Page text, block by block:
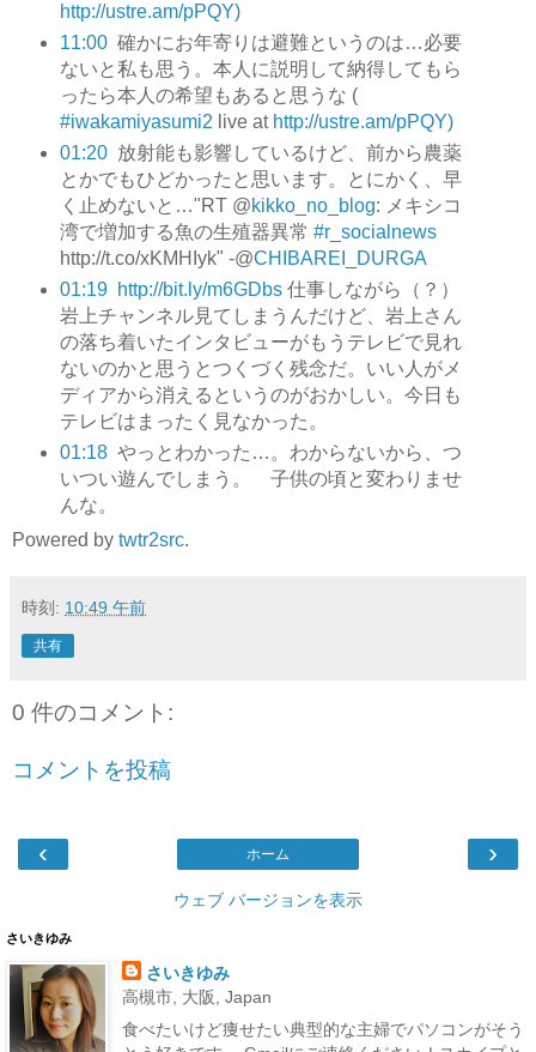
http://ustre.am/pPQY)
11:00 確かにお年寄りは避難というのは…必要
ないと私も思う。本人に説明して納得してもら
ったら本人の希望もあると思うな (
#iwakamiyasumi2 live at http://ustre.am/pPQY)
01:20 放射能も影響しているけど、前から農薬
とかでもひどかったと思います。とにかく、早
く止めないと…"RT @kikko_no_blog: メキシコ
湾で増加する魚の生殖器異常 #r_socialnews
http://t.co/xKMHIyk" -@CHIBAREI_DURGA
01:19
http://bit.ly/m6GDbs仕事しながら（？）
岩上チャンネル見てしまうんだけど、岩上さん
の落ち着いたインタビューがもうテレビで見れ
ないのかと思うとつくづく残念だ。いい人がメ
ディアから消えるというのがおかしい。今日も
テレビはまったく見なかった。
01:18 やっとわかった…。わからないから、つ
いつい遊んでしまう。 子供の頃と変わりませ
んな。
Powered by twtr2src.
時刻: 10:49 午前
共有
0 件のコメント:
コメントを投稿
‹ ›
ホーム
ウェブ バージョンを表示
さいきゆみ
さいきゆみ
高槻市, 大阪, Japan
食べたいけど痩せたい典型的な主婦でパソコンがそう